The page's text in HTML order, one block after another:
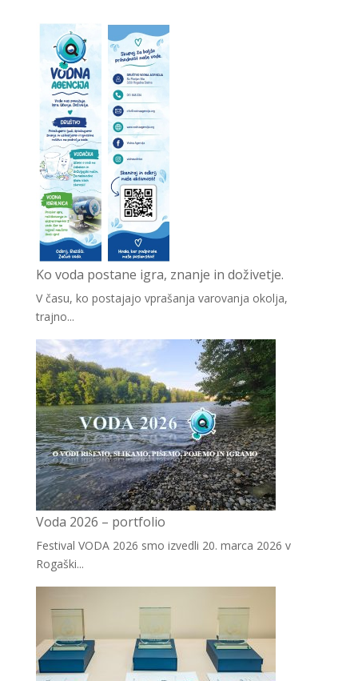
Ko voda postane igra, znanje in doživetje.
V času, ko postajajo vprašanja varovanja okolja,
trajno...
Voda 2026 – portfolio
Festival VODA 2026 smo izvedli 20. marca 2026 v
Rogaški...